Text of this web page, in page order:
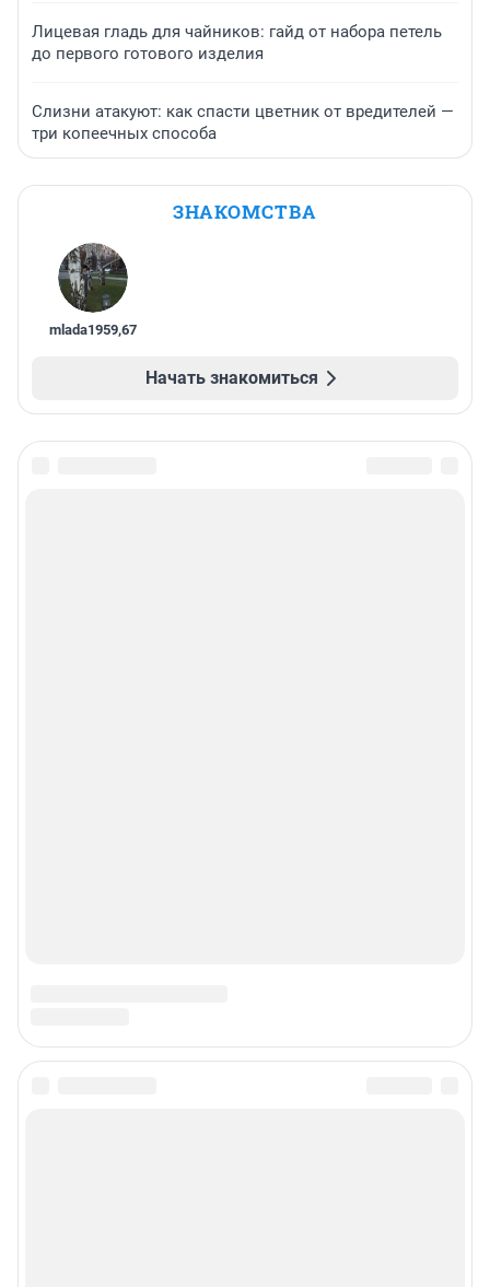
Лицевая гладь для чайников: гайд от набора петель
до первого готового изделия
Слизни атакуют: как спасти цветник от вредителей —
три копеечных способа
ЗНАКОМСТВА
mlada1959,67
Начать знакомиться